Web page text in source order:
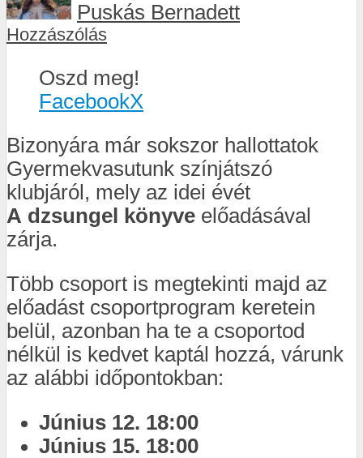
Puskás Bernadett
Hozzászólás
Oszd meg!
FacebookX
Bizonyára már sokszor hallottatok
Gyermekvasutunk színjátszó
klubjáról, mely az idei évét
A dzsungel könyve előadásával
zárja.
Több csoport is megtekinti majd az
előadást csoportprogram keretein
belül, azonban ha te a csoportod
nélkül is kedvet kaptál hozzá, várunk
az alábbi időpontokban:
Június 12. 18:00
Június 15. 18:00